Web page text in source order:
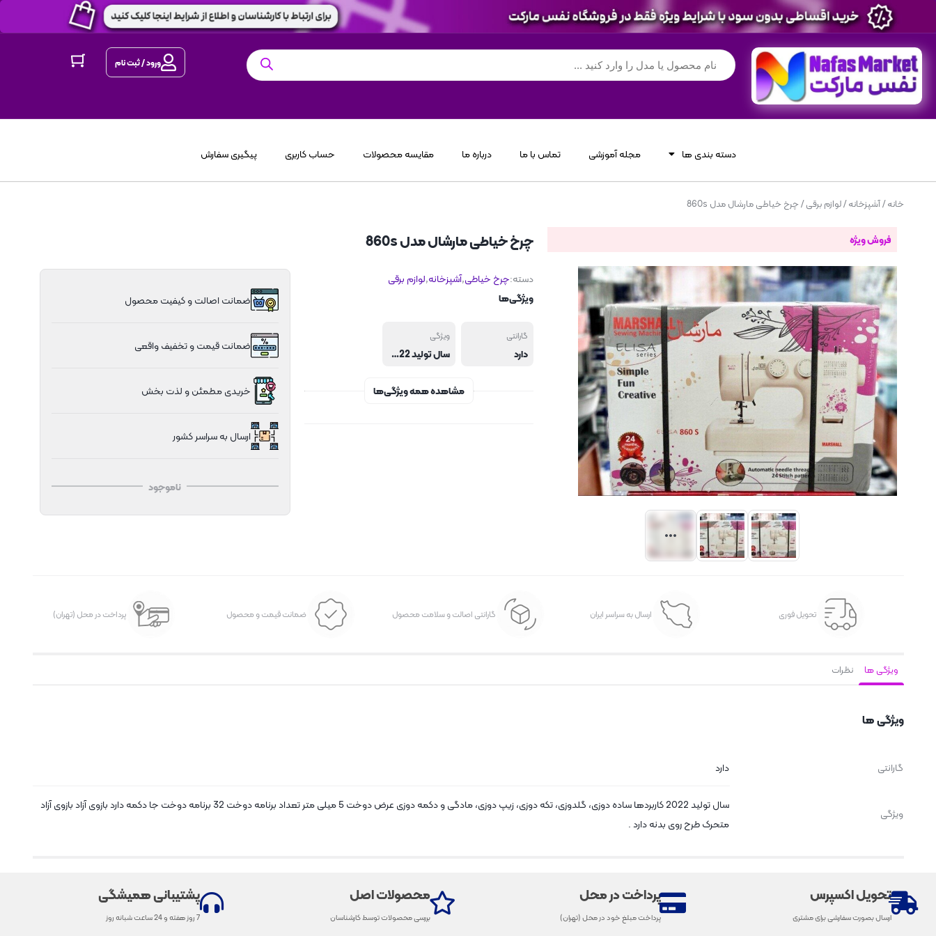
ورود / ثبت نام
دسته بندی ها مجله آموزشی تماس با ما درباره ما مقایسه محصولات حساب کاربری پیگیری سفارش
خانه/آشپزخانه/لوازم برقی/ چرخ خیاطی مارشال مدل 860s
فروش ویژه چرخ خیاطی مارشال مدل 860s
دسته:چرخ خیاطی,آشپزخانه,لوازم برقی
ویژگی‌ها
گارانتی
دارد
ویژگی
سال تولید 2022 کاربردها ساده دوزی، گلدوزی، تکه دوزی، زیپ دوزی، مادگی و دکمه دوزی عرض دوخت 5 میلی متر تعداد برنامه دوخت 32 برنامه دوخت جا دکمه دارد بازوی آزاد بازوی آزاد متحرک طرح روی بدنه دارد .
مشاهده همه ویژگی‌ها
ضمانت اصالت و کیفیت محصول
ضمانت قیمت و تخفیف واقعی
خریدی مطمئن و لذت بخش
ارسال به سراسر کشور
ناموجود
تحویل فوری ارسال به سراسر ایران گارانتی اصالت و سلامت محصول ضمانت قیمت و محصول پرداخت در محل (تهران)
ویژگی ها نظرات
ویژگی ها
گارانتی دارد
ویژگی
سال تولید 2022 کاربردها ساده دوزی، گلدوزی، تکه دوزی، زیپ دوزی، مادگی و دکمه دوزی عرض دوخت 5 میلی متر تعداد برنامه دوخت 32 برنامه دوخت جا دکمه دارد بازوی آزاد بازوی آزاد
متحرک طرح روی بدنه دارد .
تحویل اکسپرس
ارسال بصورت سفارشی برای مشتری
پرداخت در محل
پرداخت مبلغ خود در محل (تهران)
محصولات اصل
بررسی محصولات توسط کارشناسان
پشتیبانی همیشگی
7 روز هفته و 24 ساعت شبانه روز